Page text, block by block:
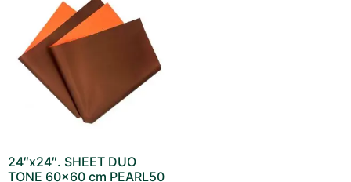
24″x24″. SHEET DUO
TONE 60×60 cm PEARL50